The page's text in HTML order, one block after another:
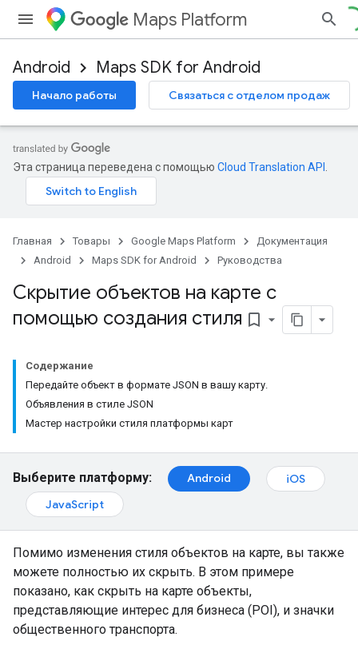
Maps Platform
Android Maps SDK for Android
Начало работы Связаться с отделом продаж
Эта страница переведена с помощью Cloud Translation API
Главная Товары Google Maps Platform
Документация
Android
Maps SDK for Android Руководства
Скрытие объектов на карте с
помощью создания стиля bookmark_border
Содержание
Передайте объект в формате JSON в вашу карту.
Объявления в стиле JSON
Мастер настройки стиля платформы карт
Выберите платформу: Android
iOS
JavaScript
Помимо изменения стиля объектов на карте, вы также
можете полностью их скрыть. В этом примере
показано, как скрыть на карте объекты,
представляющие интерес для бизнеса (POI), и значки
общественного транспорта.